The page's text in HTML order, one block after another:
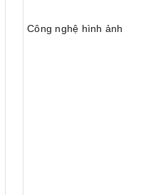
Công nghệ hình ảnh